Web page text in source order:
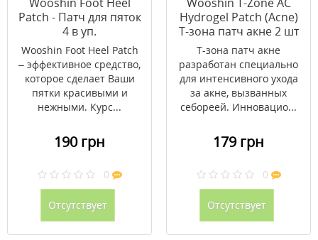
Patch - Патч для пяток
4 в уп.
Wooshin Foot Heel Patch
– эффективное средство,
которое сделает Ваши
пятки красивыми и
нежными. Курс...
190 грн
0
Отсутствует
Hydrogel Patch (Acne)
Т-зона патч акне 2 шт
Т-зона патч акне
разработан специально
для интенсивного ухода
за акне, вызванных
себореей. Инновацио...
179 грн
0
Отсутствует